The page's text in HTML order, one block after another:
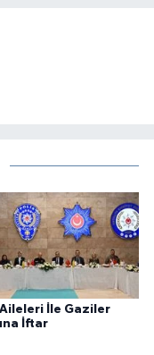
İle Gaziler
İftar